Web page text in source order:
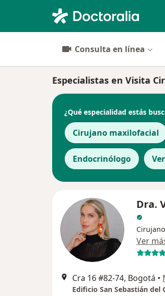
Consulta en línea
Especialistas en Visita
¿Qué especialidad estás
Cirujano maxilofacial
Endocrinólogo
Dra.
Ver
Cra 16 #82-74, Bogotá •
Edificio San Sebastián